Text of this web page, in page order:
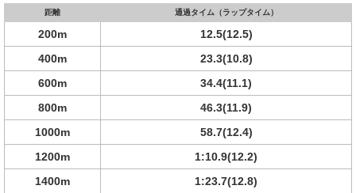
距離 通過タイム（ラップタイム）
200m
12.5(12.5)
400m
23.3(10.8)
600m
34.4(11.1)
800m
46.3(11.9)
1000m
58.7(12.4)
1200m
1:10.9(12.2)
1400m
1:23.7(12.8)